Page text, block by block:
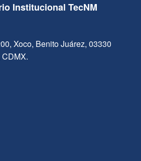
Institucional TecNM
Xoco, Benito Juárez, 03330